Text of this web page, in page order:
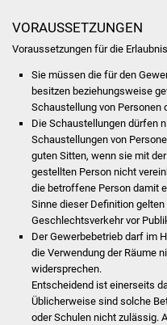
VORAUSSETZUNGEN
Voraussetzungen für die
Sie müssen die für den
besitzen beziehungsweise
Schaustellung von Personen
Die Schaustellungen dürfen
Schaustellungen von
guten Sitten, wenn sie mit
gestellten Person nicht
die betroffene Person damit
Sinne dieser Definition
Geschlechtsverkehr vor
Der Gewerbebetrieb darf im
die Verwendung der Räume
widersprechen.
Entscheidend ist einerseits
Üblicherweise sind solche
oder Schulen nicht zulässig.